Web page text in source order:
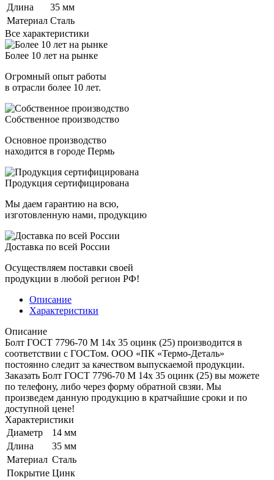
Длина
35 мм
Материал Сталь
Все характеристики
Более 10 лет на рынке
Огромный опыт работы
в отрасли более 10 лет.
Собственное производство
Основное производство
находится в городе Пермь
Продукция сертифицирована
Мы даем гарантию на всю,
изготовленную нами, продукцию
Доставка по всей России
Осуществляем поставки своей
продукции в любой регион РФ!
Описание
Характеристики
Описание
Болт ГОСТ 7796-70 M 14x 35 оцинк (25) производится в
соответствии с ГОСТом. ООО «ПК «Термо-Деталь»
постоянно следит за качеством выпускаемой продукции.
Заказать Болт ГОСТ 7796-70 M 14x 35 оцинк (25) вы можете
по телефону, либо через форму обратной свзяи. Мы
произведем данную продукцию в кратчайшие сроки и по
доступной цене!
Характеристики
Диаметр
14 мм
Длина
35 мм
Материал Сталь
Покрытие Цинк